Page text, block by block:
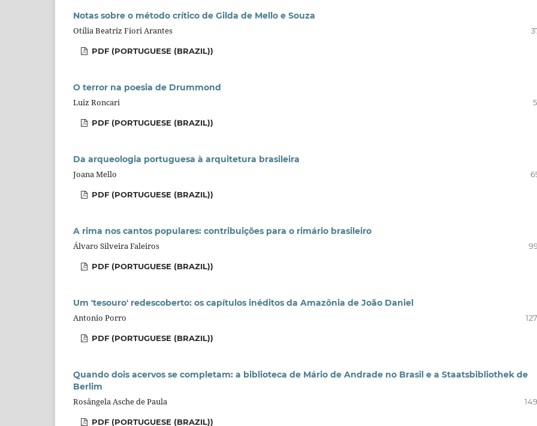
Notas sobre o método crítico de Gilda de Mello e Souza
Otília Beatriz Fiori Arantes
PDF (PORTUGUESE (BRAZIL))
O terror na poesia de Drummond
Luiz Roncari
PDF (PORTUGUESE (BRAZIL))
Da arqueologia portuguesa à arquitetura brasileira
Joana Mello
PDF (PORTUGUESE (BRAZIL))
A rima nos cantos populares: contribuições para o rimário brasileiro
Álvaro Silveira Faleiros
PDF (PORTUGUESE (BRAZIL))
Um 'tesouro' redescoberto: os capítulos inéditos da Amazônia de João Daniel
Antonio Porro
PDF (PORTUGUESE (BRAZIL))
Quando dois acervos se completam: a biblioteca de Mário de Andrade no Brasil e a Staatsbibliothek de
Berlim
Rosângela Asche de Paula
PDF (PORTUGUESE (BRAZIL))